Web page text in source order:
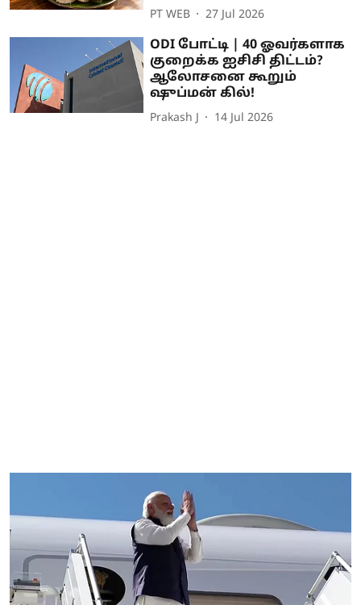
PT WEB 27 Jul 2026
ODI போட்டி | 40 ஓவர்களாக
குறைக்க ஐசிசி திட்டம்?
ஆலோசனை கூறும்
ஷுப்மன் கில்!
Prakash J 14 Jul 2026